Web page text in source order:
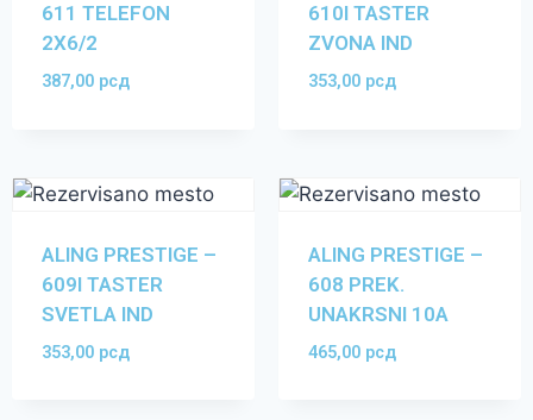
611 TELEFON
2X6/2
387,00 рсд
610I TASTER
ZVONA IND
353,00 рсд
ALING PRESTIGE –
609I TASTER
SVETLA IND
353,00 рсд
ALING PRESTIGE –
608 PREK.
UNAKRSNI 10A
465,00 рсд